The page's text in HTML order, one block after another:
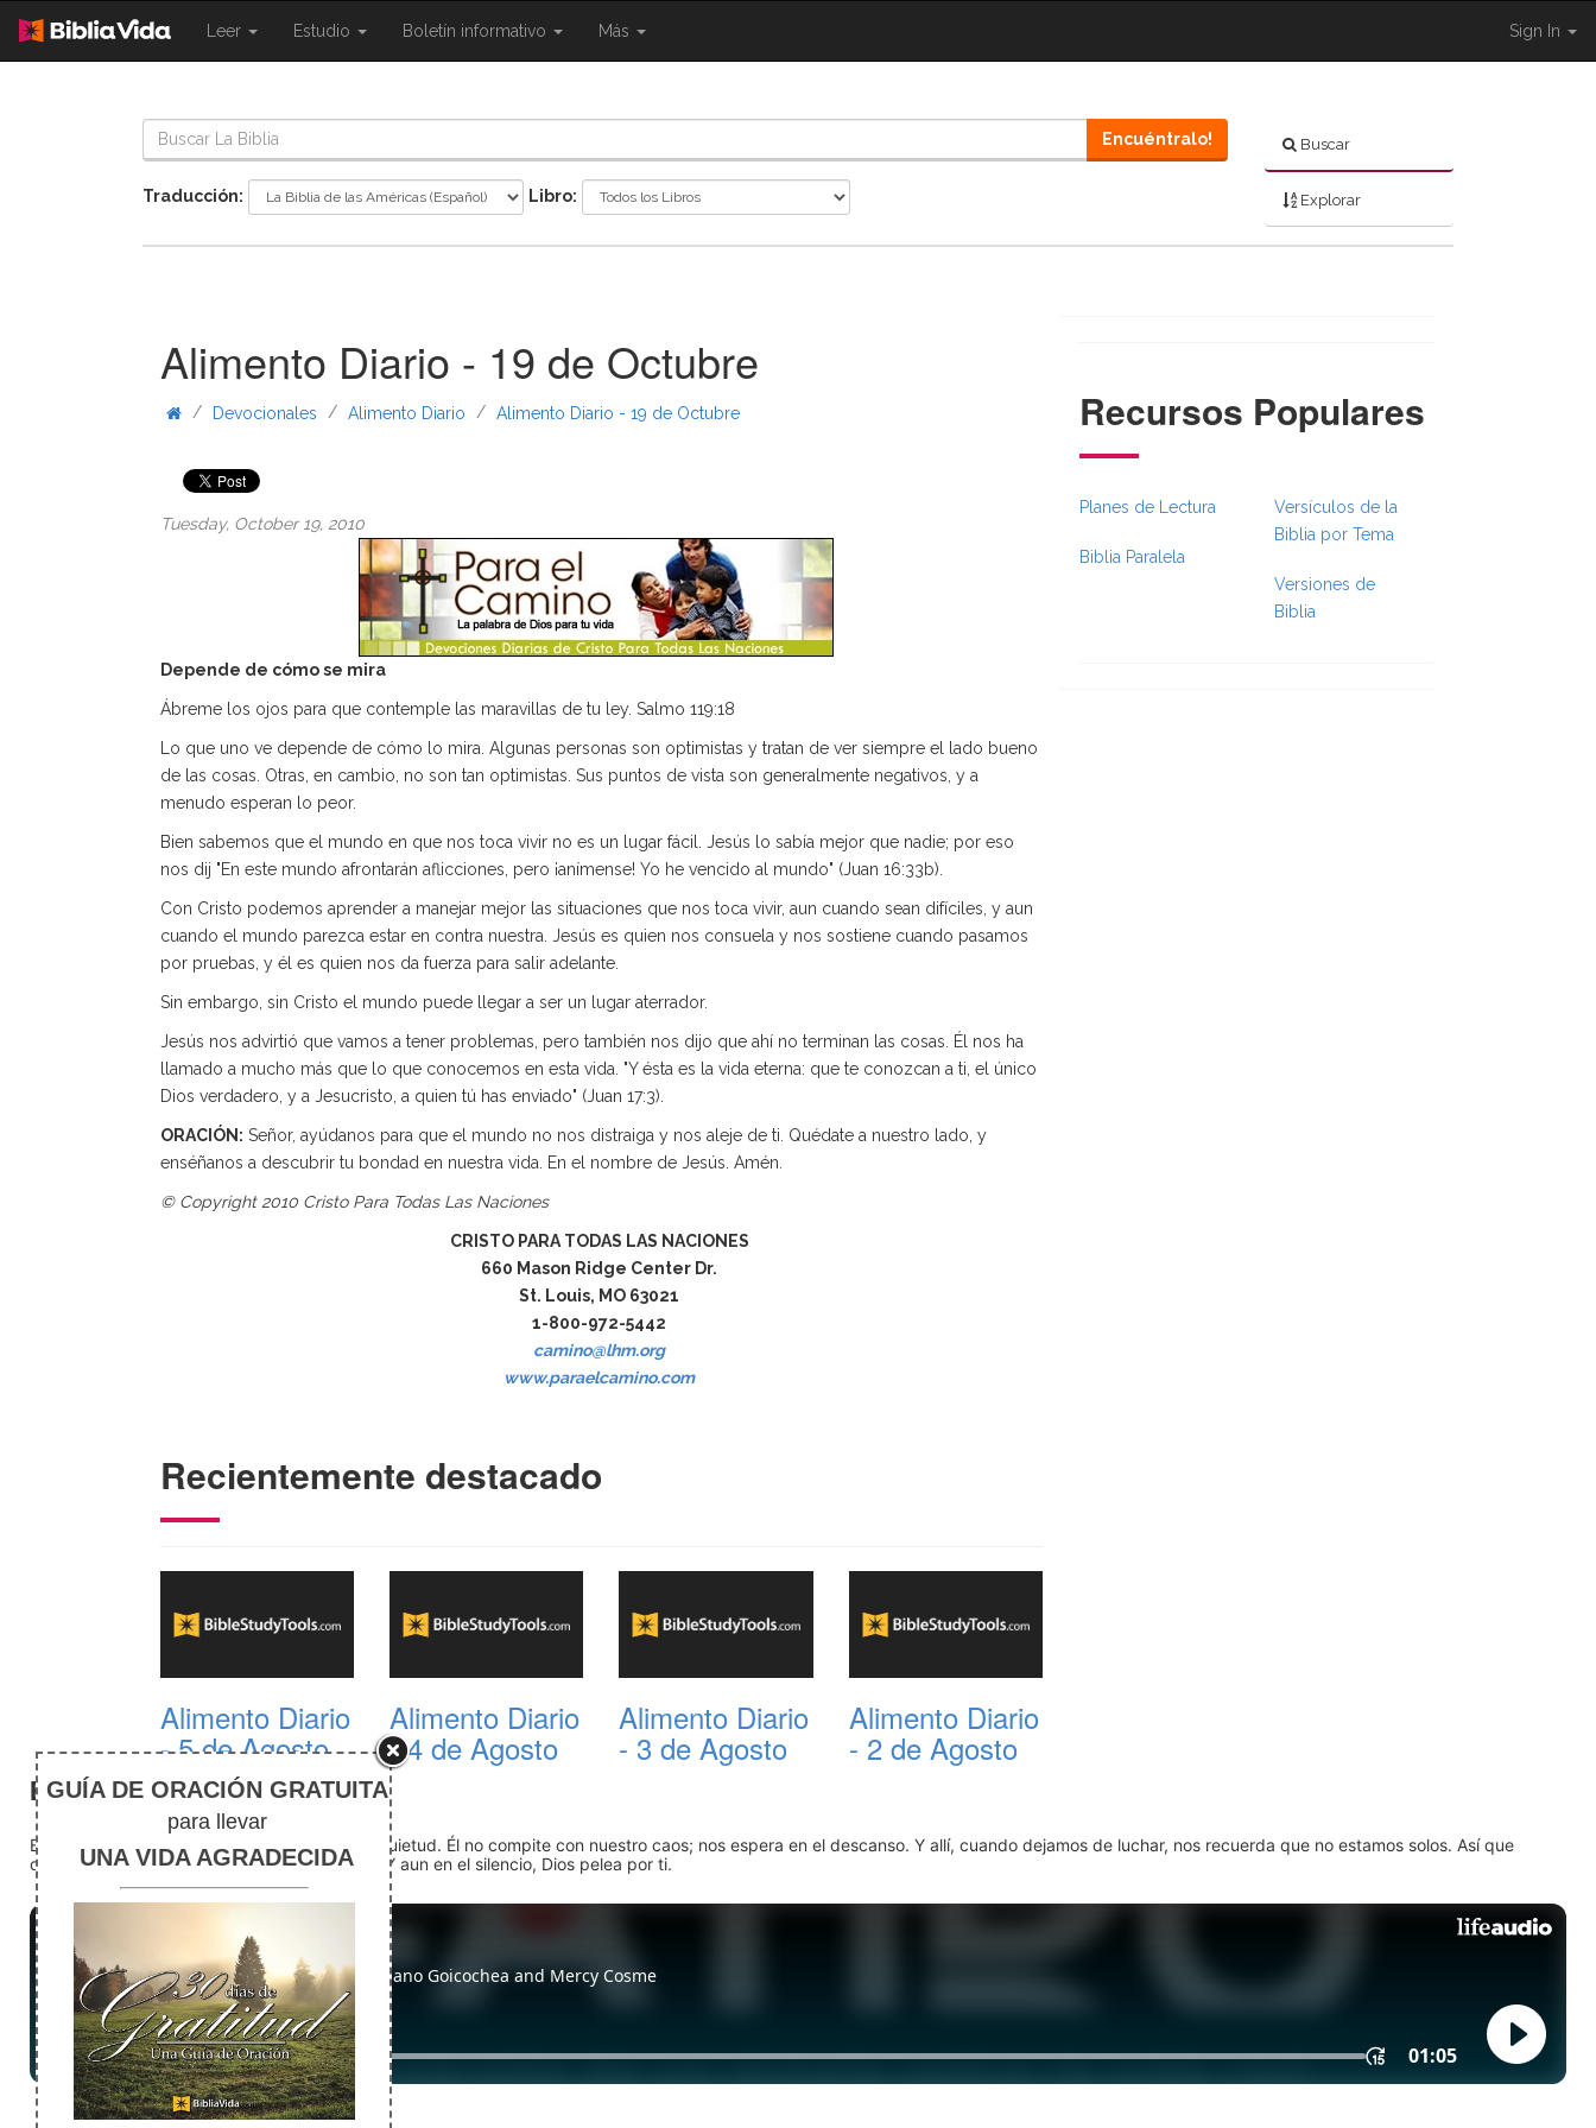
Leer
{{
Estudio
{{
Boletín informativo Más
{{
Sign In
Buscar
Explorar
Encuéntralo!
Traducción: Libro:
Alimento Diario - 19 de Octubre
/ Devocionales / Alimento Diario / Alimento Diario - 19 de Octubre
Tuesday, October 19, 2010
Depende de cómo se mira
Ábreme los ojos para que contemple las maravillas de tu ley. Salmo 119:18
Lo que uno ve depende de cómo lo mira. Algunas personas son optimistas y tratan de ver siempre el lado bueno
de las cosas. Otras, en cambio, no son tan optimistas. Sus puntos de vista son generalmente negativos, y a
menudo esperan lo peor.
Bien sabemos que el mundo en que nos toca vivir no es un lugar fácil. Jesús lo sabía mejor que nadie; por eso
nos dij "En este mundo afrontarán aflicciones, pero ¡anímense! Yo he vencido al mundo" (Juan 16:33b).
Con Cristo podemos aprender a manejar mejor las situaciones que nos toca vivir, aun cuando sean difíciles, y aun
cuando el mundo parezca estar en contra nuestra. Jesús es quien nos consuela y nos sostiene cuando pasamos
por pruebas, y él es quien nos da fuerza para salir adelante.
Sin embargo, sin Cristo el mundo puede llegar a ser un lugar aterrador.
Jesús nos advirtió que vamos a tener problemas, pero también nos dijo que ahí no terminan las cosas. Él nos ha
llamado a mucho más que lo que conocemos en esta vida. "Y ésta es la vida eterna: que te conozcan a ti, el único
Dios verdadero, y a Jesucristo, a quien tú has enviado" (Juan 17:3).
ORACIÓN: Señor, ayúdanos para que el mundo no nos distraiga y nos aleje de ti. Quédate a nuestro lado, y
enséñanos a descubrir tu bondad en nuestra vida. En el nombre de Jesús. Amén.
© Copyright 2010 Cristo Para Todas Las Naciones
CRISTO PARA TODAS LAS NACIONES
660 Mason Ridge Center Dr.
St. Louis, MO 63021
1-800-972-5442
camino@lhm.org
www.paraelcamino.com
Recientemente destacado
Alimento Diario
- 5 de Agosto
Alimento Diario
- 4 de Agosto
Alimento Diario
- 3 de Agosto
Alimento Diario
- 2 de Agosto
Recursos Populares
Planes de Lectura
Biblia Paralela
Versículos de la
Biblia por Tema
Versiones de
Biblia
El silencio
En medio del ruido, Dios nos encuentra en la quietud. Él no compite con nuestro caos; nos espera en el descanso. Y allí, cuando dejamos de luchar, nos recuerda que no estamos solos. Así que
detente (quédate quieto) Dios está presente. Y aun en el silencio, Dios pelea por ti.